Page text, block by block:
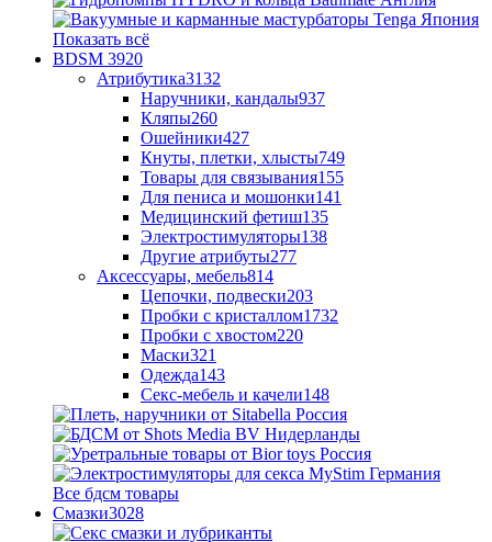
Показать всё
BDSM 3920
Атрибутика3132
Наручники, кандалы937
Кляпы260
Ошейники427
Кнуты, плетки, хлысты749
Товары для связывания155
Для пениса и мошонки141
Медицинский фетиш135
Электростимуляторы138
Другие атрибуты277
Аксессуары, мебель814
Цепочки, подвески203
Пробки с кристаллом1732
Пробки с хвостом220
Маски321
Одежда143
Секс-мебель и качели148
Все бдсм товары
Смазки3028